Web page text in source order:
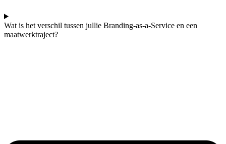
Wat is het verschil tussen jullie Branding-as-a-Service en een
maatwerktraject?